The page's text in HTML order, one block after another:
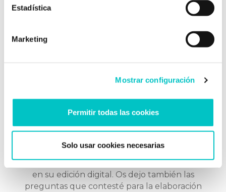
Estadística
Marketing
Mostrar configuración
Permitir todas las cookies
Solo usar cookies necesarias
El complejo mundo de los
complejos
¿Qué es un complejo?, ¿por qué se forma?,
¿cómo podemos combatirlos? Aquí os dejo el
artículo completo que ha escrito Noelia
Sanjuan y para el que ha contado conmigo
para publicarlo en el periódico Ideal Granada,
en su edición digital. Os dejo también las
preguntas que contesté para la elaboración